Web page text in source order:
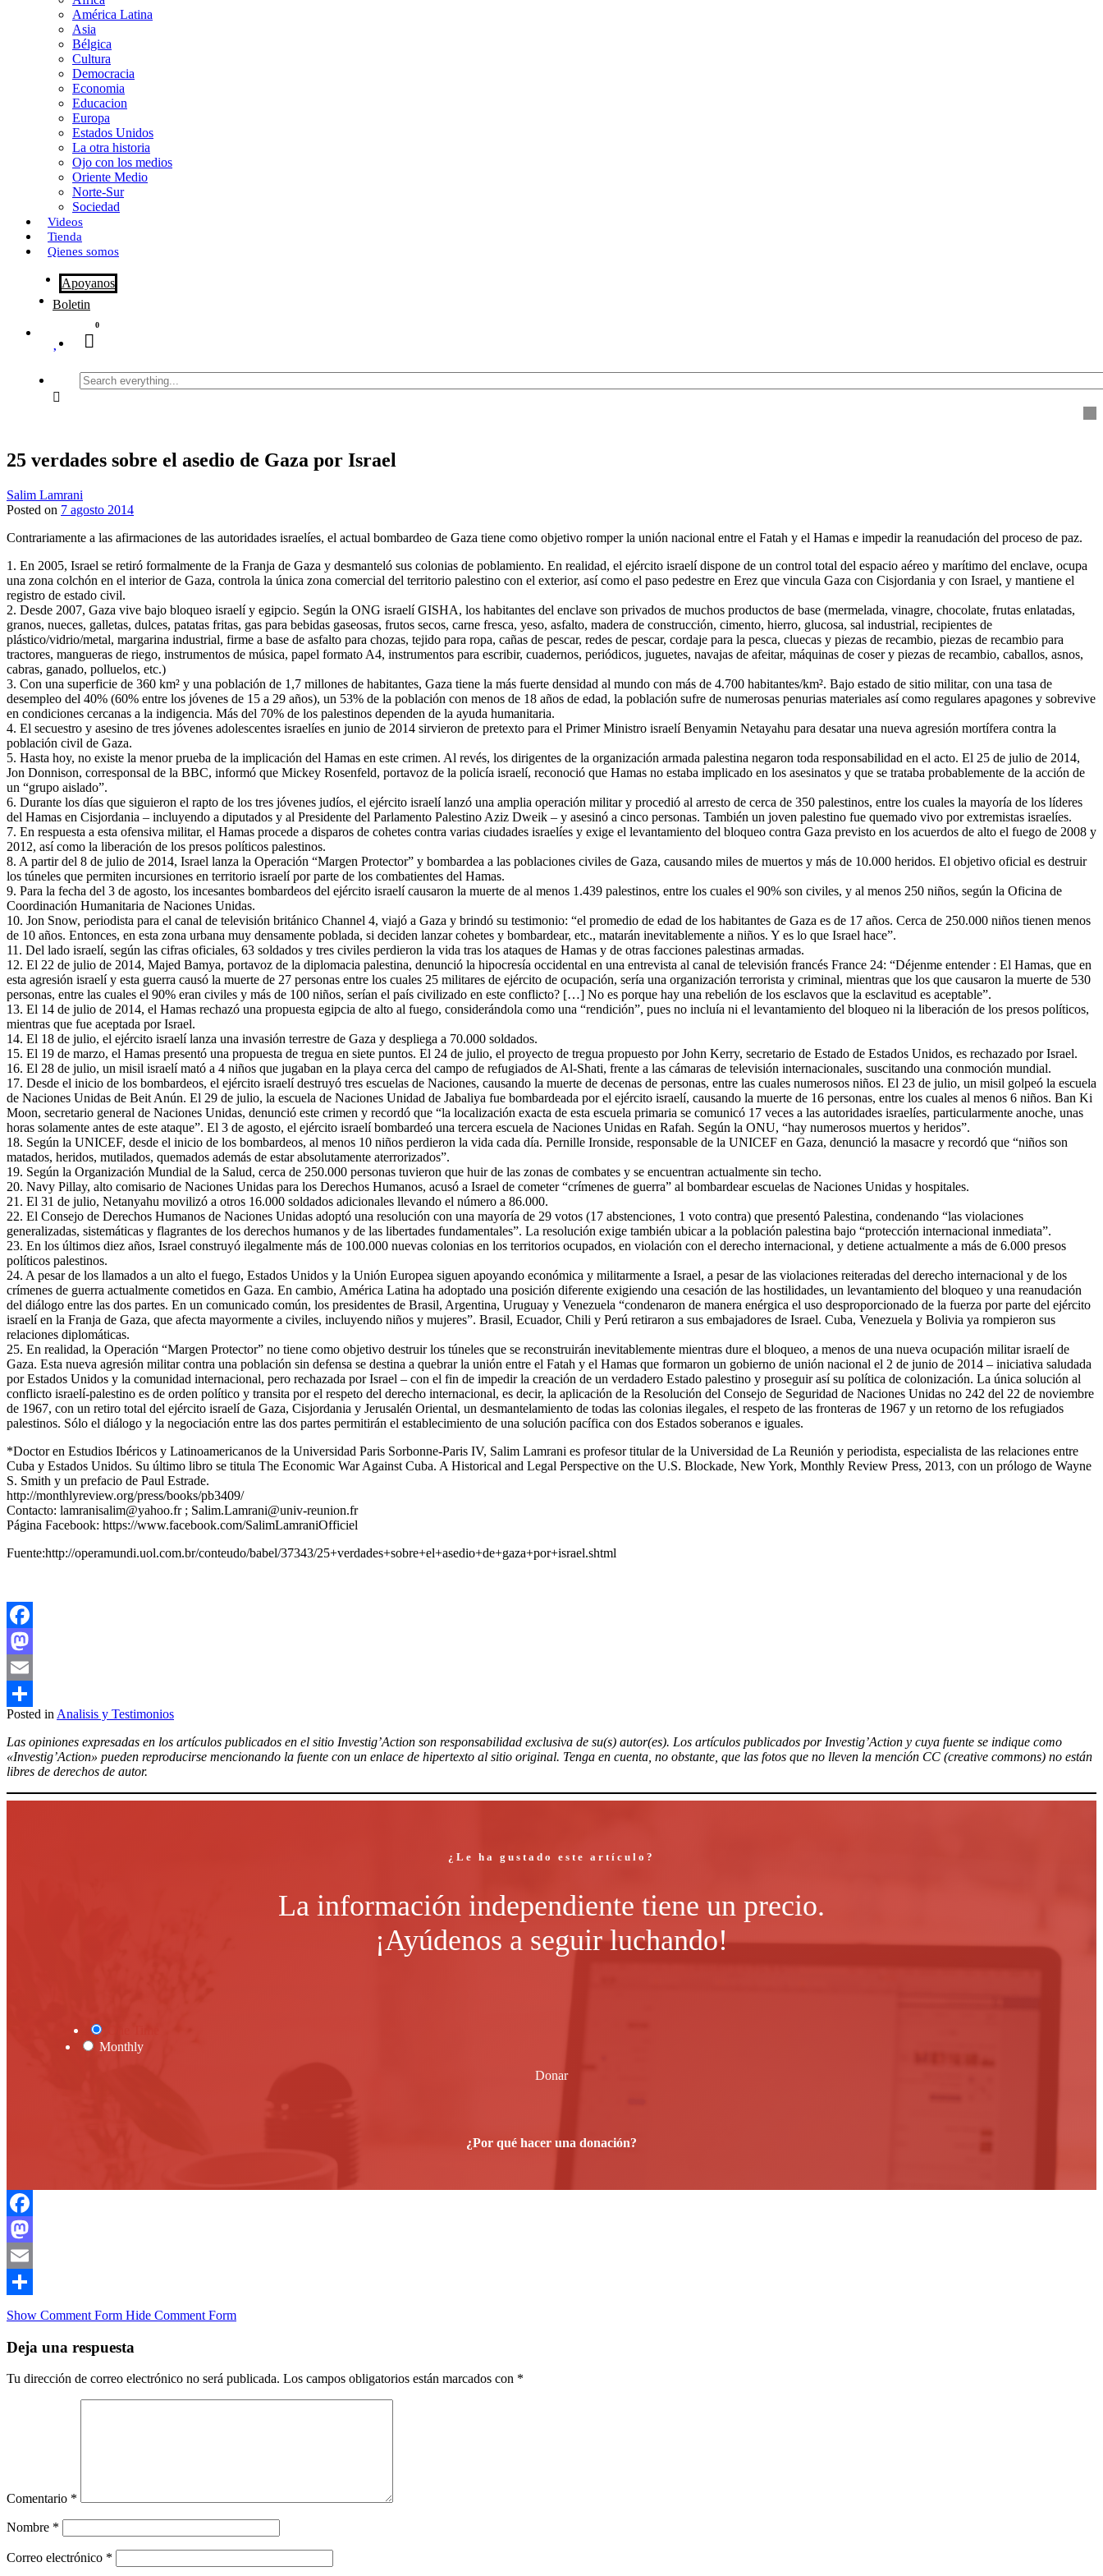
i
r
América Latina
Asia
Bélgica
Cultura
Democracia
Economia
Educacion
Europa
Estados Unidos
La otra historia
Ojo con los medios
Oriente Medio
Norte-Sur
Sociedad
Videos
Tienda
Qienes somos
Apoyanos
Boletin
0
Search
everything...
25 verdades sobre el asedio de Gaza por Israel
Salim Lamrani
Posted on 7 agosto 2014
Contrariamente a las afirmaciones de las autoridades israelíes, el actual bombardeo de Gaza tiene como objetivo romper la unión nacional entre el Fatah y el Hamas e impedir la reanudación del proceso de paz.
1. En 2005, Israel se retiró formalmente de la Franja de Gaza y desmanteló sus colonias de poblamiento. En realidad, el ejército israelí dispone de un control total del espacio aéreo y marítimo del enclave, ocupa
una zona colchón en el interior de Gaza, controla la única zona comercial del territorio palestino con el exterior, así como el paso pedestre en Erez que vincula Gaza con Cisjordania y con Israel, y mantiene el
registro de estado civil.
2. Desde 2007, Gaza vive bajo bloqueo israelí y egipcio. Según la ONG israelí GISHA, los habitantes del enclave son privados de muchos productos de base (mermelada, vinagre, chocolate, frutas enlatadas,
granos, nueces, galletas, dulces, patatas fritas, gas para bebidas gaseosas, frutos secos, carne fresca, yeso, asfalto, madera de construcción, cimento, hierro, glucosa, sal industrial, recipientes de
plástico/vidrio/metal, margarina industrial, firme a base de asfalto para chozas, tejido para ropa, cañas de pescar, redes de pescar, cordaje para la pesca, cluecas y piezas de recambio, piezas de recambio para
tractores, mangueras de riego, instrumentos de música, papel formato A4, instrumentos para escribir, cuadernos, periódicos, juguetes, navajas de afeitar, máquinas de coser y piezas de recambio, caballos, asnos,
cabras, ganado, polluelos, etc.)
3. Con una superficie de 360 km² y una población de 1,7 millones de habitantes, Gaza tiene la más fuerte densidad al mundo con más de 4.700 habitantes/km². Bajo estado de sitio militar, con una tasa de
desempleo del 40% (60% entre los jóvenes de 15 a 29 años), un 53% de la población con menos de 18 años de edad, la población sufre de numerosas penurias materiales así como regulares apagones y sobrevive
en condiciones cercanas a la indigencia. Más del 70% de los palestinos dependen de la ayuda humanitaria.
4. El secuestro y asesino de tres jóvenes adolescentes israelíes en junio de 2014 sirvieron de pretexto para el Primer Ministro israelí Benyamin Netayahu para desatar una nueva agresión mortífera contra la
población civil de Gaza.
5. Hasta hoy, no existe la menor prueba de la implicación del Hamas en este crimen. Al revés, los dirigentes de la organización armada palestina negaron toda responsabilidad en el acto. El 25 de julio de 2014,
Jon Donnison, corresponsal de la BBC, informó que Mickey Rosenfeld, portavoz de la policía israelí, reconoció que Hamas no estaba implicado en los asesinatos y que se trataba probablemente de la acción de
un “grupo aislado”.
6. Durante los días que siguieron el rapto de los tres jóvenes judíos, el ejército israelí lanzó una amplia operación militar y procedió al arresto de cerca de 350 palestinos, entre los cuales la mayoría de los líderes
del Hamas en Cisjordania – incluyendo a diputados y al Presidente del Parlamento Palestino Aziz Dweik – y asesinó a cinco personas. También un joven palestino fue quemado vivo por extremistas israelíes.
7. En respuesta a esta ofensiva militar, el Hamas procede a disparos de cohetes contra varias ciudades israelíes y exige el levantamiento del bloqueo contra Gaza previsto en los acuerdos de alto el fuego de 2008 y
2012, así como la liberación de los presos políticos palestinos.
8. A partir del 8 de julio de 2014, Israel lanza la Operación “Margen Protector” y bombardea a las poblaciones civiles de Gaza, causando miles de muertos y más de 10.000 heridos. El objetivo oficial es destruir
los túneles que permiten incursiones en territorio israelí por parte de los combatientes del Hamas.
9. Para la fecha del 3 de agosto, los incesantes bombardeos del ejército israelí causaron la muerte de al menos 1.439 palestinos, entre los cuales el 90% son civiles, y al menos 250 niños, según la Oficina de
Coordinación Humanitaria de Naciones Unidas.
10. Jon Snow, periodista para el canal de televisión británico Channel 4, viajó a Gaza y brindó su testimonio: “el promedio de edad de los habitantes de Gaza es de 17 años. Cerca de 250.000 niños tienen menos
de 10 años. Entonces, en esta zona urbana muy densamente poblada, si deciden lanzar cohetes y bombardear, etc., matarán inevitablemente a niños. Y es lo que Israel hace”.
11. Del lado israelí, según las cifras oficiales, 63 soldados y tres civiles perdieron la vida tras los ataques de Hamas y de otras facciones palestinas armadas.
12. El 22 de julio de 2014, Majed Bamya, portavoz de la diplomacia palestina, denunció la hipocresía occidental en una entrevista al canal de televisión francés France 24: “Déjenme entender : El Hamas, que en
esta agresión israelí y esta guerra causó la muerte de 27 personas entre los cuales 25 militares de ejército de ocupación, sería una organización terrorista y criminal, mientras que los que causaron la muerte de 530
personas, entre las cuales el 90% eran civiles y más de 100 niños, serían el país civilizado en este conflicto? […] No es porque hay una rebelión de los esclavos que la esclavitud es aceptable”.
13. El 14 de julio de 2014, el Hamas rechazó una propuesta egipcia de alto al fuego, considerándola como una “rendición”, pues no incluía ni el levantamiento del bloqueo ni la liberación de los presos políticos,
mientras que fue aceptada por Israel.
14. El 18 de julio, el ejército israelí lanza una invasión terrestre de Gaza y despliega a 70.000 soldados.
15. El 19 de marzo, el Hamas presentó una propuesta de tregua en siete puntos. El 24 de julio, el proyecto de tregua propuesto por John Kerry, secretario de Estado de Estados Unidos, es rechazado por Israel.
16. El 28 de julio, un misil israelí mató a 4 niños que jugaban en la playa cerca del campo de refugiados de Al-Shati, frente a las cámaras de televisión internacionales, suscitando una conmoción mundial.
17. Desde el inicio de los bombardeos, el ejército israelí destruyó tres escuelas de Naciones, causando la muerte de decenas de personas, entre las cuales numerosos niños. El 23 de julio, un misil golpeó la escuela
de Naciones Unidas de Beit Anún. El 29 de julio, la escuela de Naciones Unidad de Jabaliya fue bombardeada por el ejército israelí, causando la muerte de 16 personas, entre los cuales al menos 6 niños. Ban Ki
Moon, secretario general de Naciones Unidas, denunció este crimen y recordó que “la localización exacta de esta escuela primaria se comunicó 17 veces a las autoridades israelíes, particularmente anoche, unas
horas solamente antes de este ataque”. El 3 de agosto, el ejército israelí bombardeó una tercera escuela de Naciones Unidas en Rafah. Según la ONU, “hay numerosos muertos y heridos”.
18. Según la UNICEF, desde el inicio de los bombardeos, al menos 10 niños perdieron la vida cada día. Pernille Ironside, responsable de la UNICEF en Gaza, denunció la masacre y recordó que “niños son
matados, heridos, mutilados, quemados además de estar absolutamente aterrorizados”.
19. Según la Organización Mundial de la Salud, cerca de 250.000 personas tuvieron que huir de las zonas de combates y se encuentran actualmente sin techo.
20. Navy Pillay, alto comisario de Naciones Unidas para los Derechos Humanos, acusó a Israel de cometer “crímenes de guerra” al bombardear escuelas de Naciones Unidas y hospitales.
21. El 31 de julio, Netanyahu movilizó a otros 16.000 soldados adicionales llevando el número a 86.000.
22. El Consejo de Derechos Humanos de Naciones Unidas adoptó una resolución con una mayoría de 29 votos (17 abstenciones, 1 voto contra) que presentó Palestina, condenando “las violaciones
generalizadas, sistemáticas y flagrantes de los derechos humanos y de las libertades fundamentales”. La resolución exige también ubicar a la población palestina bajo “protección internacional inmediata”.
23. En los últimos diez años, Israel construyó ilegalmente más de 100.000 nuevas colonias en los territorios ocupados, en violación con el derecho internacional, y detiene actualmente a más de 6.000 presos
políticos palestinos.
24. A pesar de los llamados a un alto el fuego, Estados Unidos y la Unión Europea siguen apoyando económica y militarmente a Israel, a pesar de las violaciones reiteradas del derecho internacional y de los
crímenes de guerra actualmente cometidos en Gaza. En cambio, América Latina ha adoptado una posición diferente exigiendo una cesación de las hostilidades, un levantamiento del bloqueo y una reanudación
del diálogo entre las dos partes. En un comunicado común, los presidentes de Brasil, Argentina, Uruguay y Venezuela “condenaron de manera enérgica el uso desproporcionado de la fuerza por parte del ejército
israelí en la Franja de Gaza, que afecta mayormente a civiles, incluyendo niños y mujeres”. Brasil, Ecuador, Chili y Perú retiraron a sus embajadores de Israel. Cuba, Venezuela y Bolivia ya rompieron sus
relaciones diplomáticas.
25. En realidad, la Operación “Margen Protector” no tiene como objetivo destruir los túneles que se reconstruirán inevitablemente mientras dure el bloqueo, a menos de una nueva ocupación militar israelí de
Gaza. Esta nueva agresión militar contra una población sin defensa se destina a quebrar la unión entre el Fatah y el Hamas que formaron un gobierno de unión nacional el 2 de junio de 2014 – iniciativa saludada
por Estados Unidos y la comunidad internacional, pero rechazada por Israel – con el fin de impedir la creación de un verdadero Estado palestino y proseguir así su política de colonización. La única solución al
conflicto israelí-palestino es de orden político y transita por el respeto del derecho internacional, es decir, la aplicación de la Resolución del Consejo de Seguridad de Naciones Unidas no 242 del 22 de noviembre
de 1967, con un retiro total del ejército israelí de Gaza, Cisjordania y Jerusalén Oriental, un desmantelamiento de todas las colonias ilegales, el respeto de las fronteras de 1967 y un retorno de los refugiados
palestinos. Sólo el diálogo y la negociación entre las dos partes permitirán el establecimiento de una solución pacífica con dos Estados soberanos e iguales.
*Doctor en Estudios Ibéricos y Latinoamericanos de la Universidad Paris Sorbonne-Paris IV, Salim Lamrani es profesor titular de la Universidad de La Reunión y periodista, especialista de las relaciones entre
Cuba y Estados Unidos. Su último libro se titula The Economic War Against Cuba. A Historical and Legal Perspective on the U.S. Blockade, New York, Monthly Review Press, 2013, con un prólogo de Wayne
S. Smith y un prefacio de Paul Estrade.
http://monthlyreview.org/press/books/pb3409/
Contacto: lamranisalim@yahoo.fr ; Salim.Lamrani@univ-reunion.fr
Página Facebook: https://www.facebook.com/SalimLamraniOfficiel
Fuente:http://operamundi.uol.com.br/conteudo/babel/37343/25+verdades+sobre+el+asedio+de+gaza+por+israel.shtml
Facebook
Mastodon
Email
Compartir
Posted in Analisis y Testimonios
Las opiniones expresadas en los artículos publicados en el sitio Investig’Action son responsabilidad exclusiva de su(s) autor(es). Los artículos publicados por Investig’Action y cuya fuente se indique como
«Investig’Action» pueden reproducirse mencionando la fuente con un enlace de hipertexto al sitio original. Tenga en cuenta, no obstante, que las fotos que no lleven la mención CC (creative commons) no están
libres de derechos de autor.
¿Le ha gustado este artículo?
La información independiente tiene un precio.
¡Ayúdenos a seguir luchando!
Monthly
Donar
¿Por qué hacer una donación?
Facebook
Mastodon
Email
Compartir
Show Comment Form Hide Comment Form
Deja una respuesta
Tu dirección de correo electrónico no será publicada. Los campos obligatorios están marcados con *
Comentario *
Nombre *
Correo electrónico *